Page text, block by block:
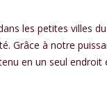
les petites villes
Grâce à notre
en un seul